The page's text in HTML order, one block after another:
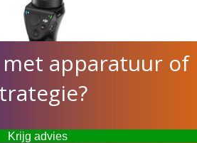
apparatuur of
Krijg advies